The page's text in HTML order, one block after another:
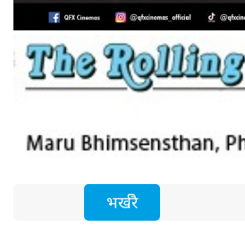
भर्खरै